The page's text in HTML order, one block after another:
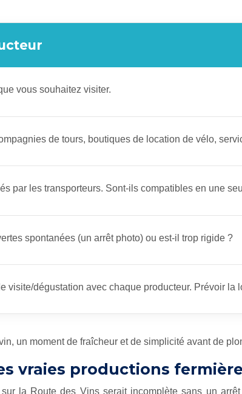
vous souhaitez visiter.
de tours, boutiques de location de vélo,
par les transporteurs. Sont-ils compatibles en une
spontanées (un arrêt photo) ou est-il trop rigide ?
visite/dégustation avec chaque producteur. Prévoir la
un moment de fraîcheur et de simplicité avant de
vraies productions
la Route des Vins serait incomplète sans un